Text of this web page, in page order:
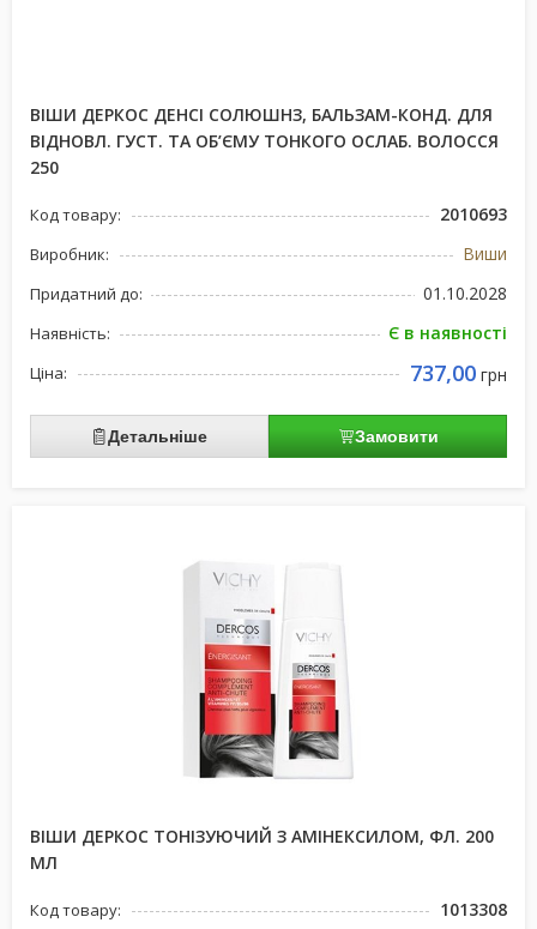
ВІШИ ДЕРКОС ДЕНСІ СОЛЮШНЗ, БАЛЬЗАМ-КОНД. ДЛЯ
ВІДНОВЛ. ГУСТ. ТА ОБ’ЄМУ ТОНКОГО ОСЛАБ. ВОЛОССЯ
250
Код товару: 2010693
Виробник: Виши
Придатний до: 01.10.2028
Наявність: Є в наявності
Ціна: 737,00 грн
Детальніше Замовити
ВІШИ ДЕРКОС ТОНІЗУЮЧИЙ З АМІНЕКСИЛОМ, ФЛ. 200
МЛ
Код товару: 1013308